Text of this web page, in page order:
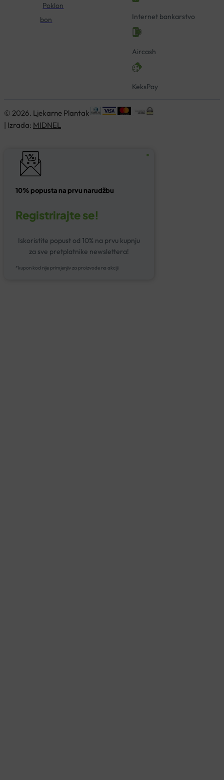
Poklon
bon
Internet bankarstvo
Aircash
KeksPay
© 2026. Ljekarne Plantak
| Izrada: MIDNEL
10% popusta na prvu narudžbu
Registrirajte se!
Iskoristite popust od 10% na prvu kupnju
za sve pretplatnike newslettera!
*kupon kod nije primjenjiv za proizvode na akciji